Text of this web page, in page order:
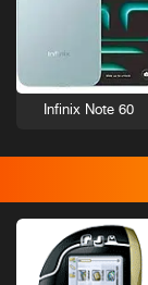
Infinix Note 60